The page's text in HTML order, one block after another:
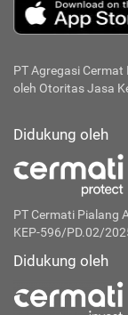
PT Agregasi Cermat
oleh Otoritas Jasa
Didukung oleh
PT Cermati Pialang
KEP-596/PD.02/
Didukung oleh